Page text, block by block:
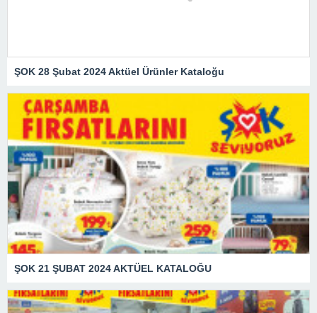
ŞOK 28 Şubat 2024 Aktüel Ürünler Kataloğu
ŞOK 21 ŞUBAT 2024 AKTÜEL KATALOĞU